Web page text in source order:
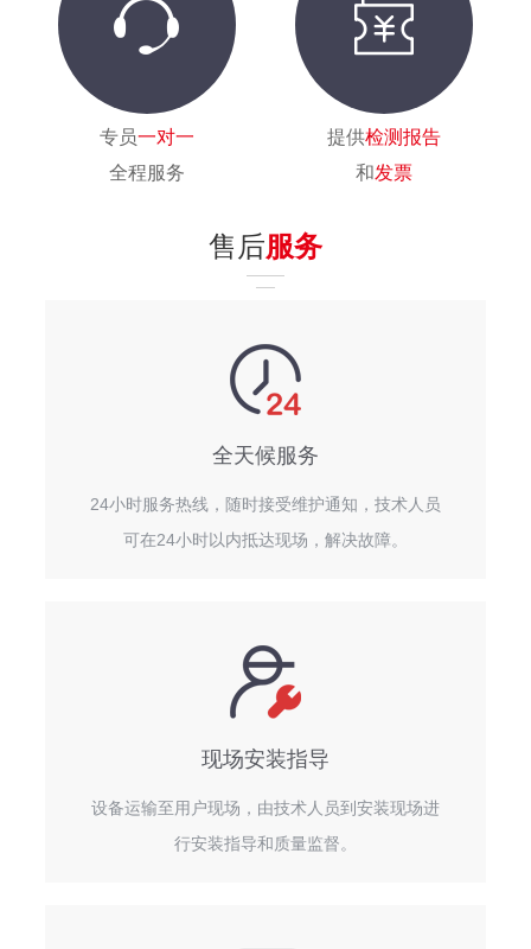
专员一对一
全程服务
提供检测报告
和发票
售后服务
全天候服务
24小时服务热线，随时接受维护通知，技术人员
可在24小时以内抵达现场，解决故障。
现场安装指导
设备运输至用户现场，由技术人员到安装现场进
行安装指导和质量监督。